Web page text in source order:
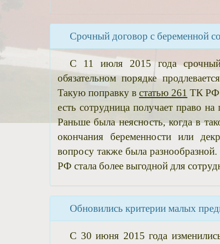
Срочный договор с беременной
С 11 июля 2015 года срочный
обязательном порядке
Такую поправку встатью 261 ТК РФ
есть сотрудница получает право
Раньше была неясность, когда в
окончания беременности или
вопросу также была
РФ стала более выгодной для
Обновились критерии малых
С 30 июня 2015 года